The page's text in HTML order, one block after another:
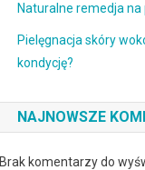
Naturalne remedja
Pielęgnacja skóry
kondycję?
NAJNOWSZE
Brak komentarzy do